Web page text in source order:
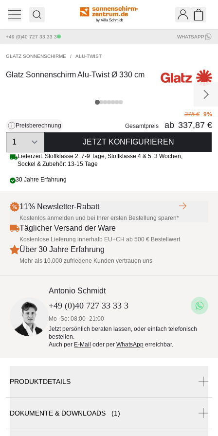
by Villa Schmidt
+49 (0)40 727 33 33 3 WHATSAPP
GLATZ SONNENSCHIRME / ALU-TWIST
Glatz Sonnenschirm Alu-Twist Ø 330 cm
Preisberechnung
375 € 9%
Gesamtpreis
ab 337,87 €
Quantity
JETZT KONFIGURIEREN
Lieferzeit: Stoffklasse 2: 7-9 Tage, Stoffklasse 4 & 5: 3 Wochen,
Sockel & Zubehör: 13-15 Tage
30 Jahre Erfahrung
11% Newsletter-Rabatt
Kostenlos anmelden und bei Ihrer ersten Bestellung sparen*
Täglicher Versand der Ware
Kostenlose Lieferung innerhalb EU+CH ab 500 € Bestellwert
Über 30 Jahre Erfahrung
Mehr als 10.000 zufriedene Kunden vertrauen uns
Antonio Schmidt
+49 (0)40 727 33 33 3
Mo–So: 08:00–21:00
Jetzt persönlich beraten lassen, oder einfach telefonisch
bestellen.
Auch per E-Mail oder per WhatsApp erreichbar.
PRODUKTDETAILS
DOKUMENTE & DOWNLOADS (1)